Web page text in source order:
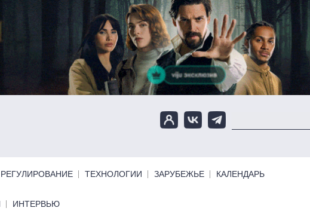
РЕГУЛИРОВАНИЕ ТЕХНОЛОГИИ ЗАРУБЕЖЬЕ КАЛЕНДАРЬ
ИНТЕРВЬЮ